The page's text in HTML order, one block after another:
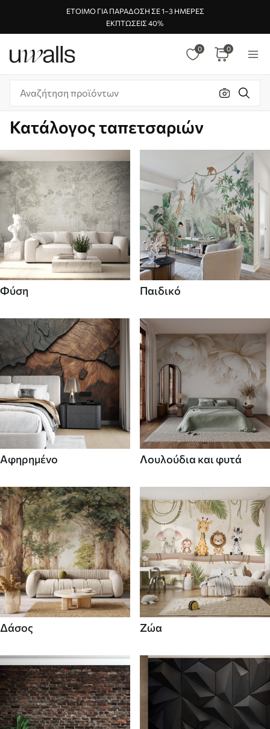
ΈΤΟΙΜΟ ΓΙΑ ΠΑΡΆΔΟΣΗ ΣΕ 1–3 ΗΜΈΡΕΣ
ΕΚΠΤΏΣΕΙΣ 40%
0 0
Κατάλογος ταπετσαριών
Φύση Παιδικό
Αφηρημένο Λουλούδια και φυτά
Δάσος Ζώα